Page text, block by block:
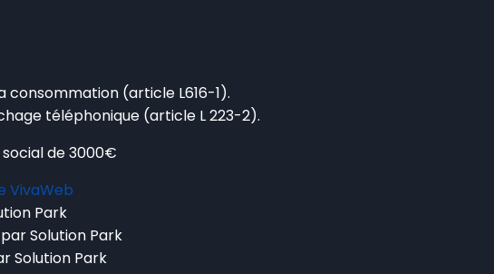
consommation (article L616-1).
téléphonique (article L 223-2).
social de 3000€
VivaWeb
Park
par Solution Park
Solution Park